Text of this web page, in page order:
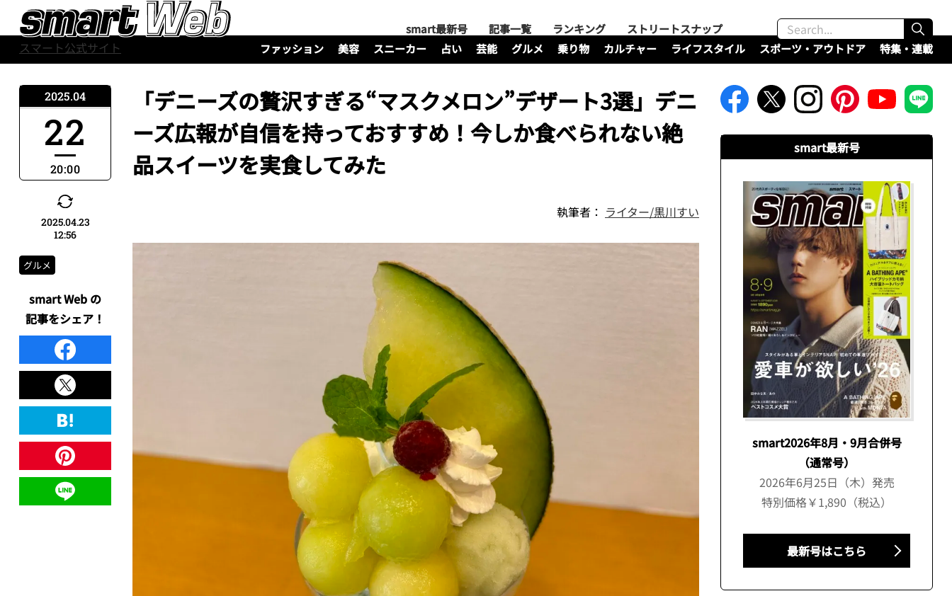
スマート公式サイト
smart最新号 記事一覧 ランキング
ストリートスナップ
ファッション
美容 スニーカー 占い 芸能 グルメ 乗り物 カルチャー ライフスタイル スポーツ・アウトドア 特集・連載
「デニーズの贅沢すぎる“マスクメロン”デザート3選」デニ
ーズ広報が自信を持っておすすめ！今しか食べられない絶
品スイーツを実食してみた
執筆者： ライター/黒川すい
2025.04
22
20:00
2025.04.23
12:56
グルメ
smart Web の
記事をシェア！
smart最新号
smart2026年8月・9月合併号
（通常号）
2026年6月25日（木）発売
特別価格￥1,890（税込）
最新号はこちら